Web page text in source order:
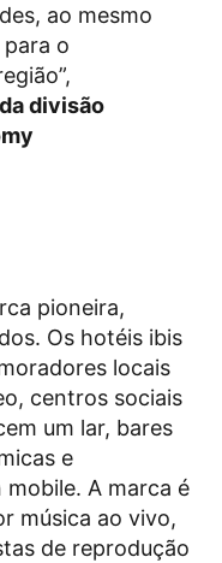
ao mesmo
o
divisão
pioneira,
Os hotéis ibis
locais
centros sociais
um lar, bares
e
A marca é
música ao vivo,
de reprodução